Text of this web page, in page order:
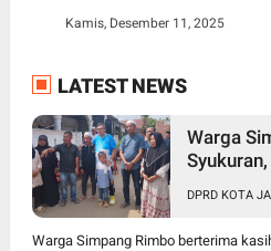
Kamis, Desember 11, 2025
LATEST NEWS
Warga
Pokir
Rafi Akbar
DPRD KOTA
Warga Simpang Rimbo berterima